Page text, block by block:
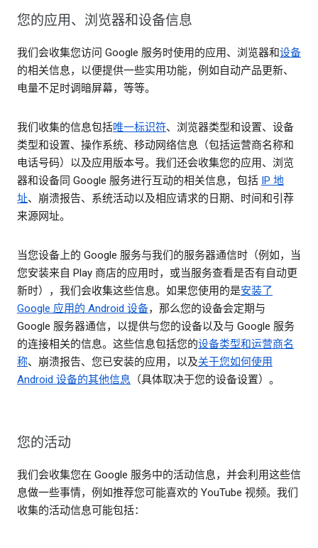
您的应用、浏览器和设备信息
我们会收集您访问 Google 服务时使用的应用、浏览器和设备
的相关信息，以便提供一些实用功能，例如自动产品更新、
电量不足时调暗屏幕，等等。
我们收集的信息包括唯一标识符、浏览器类型和设置、设备
类型和设置、操作系统、移动网络信息（包括运营商名称和
电话号码）以及应用版本号。我们还会收集您的应用、浏览
器和设备同 Google 服务进行互动的相关信息，包括 IP 地
址、崩溃报告、系统活动以及相应请求的日期、时间和引荐
来源网址。
当您设备上的 Google 服务与我们的服务器通信时（例如，当
您安装来自 Play 商店的应用时，或当服务查看是否有自动更
新时），我们会收集这些信息。如果您使用的是安装了
Google 应用的 Android 设备，那么您的设备会定期与
Google 服务器通信，以提供与您的设备以及与 Google 服务
的连接相关的信息。这些信息包括您的设备类型和运营商名
称、崩溃报告、您已安装的应用，以及关于您如何使用
Android 设备的其他信息 （具体取决于您的设备设置）。
您的活动
我们会收集您在 Google 服务中的活动信息，并会利用这些信
息做一些事情，例如推荐您可能喜欢的 YouTube 视频。我们
收集的活动信息可能包括：